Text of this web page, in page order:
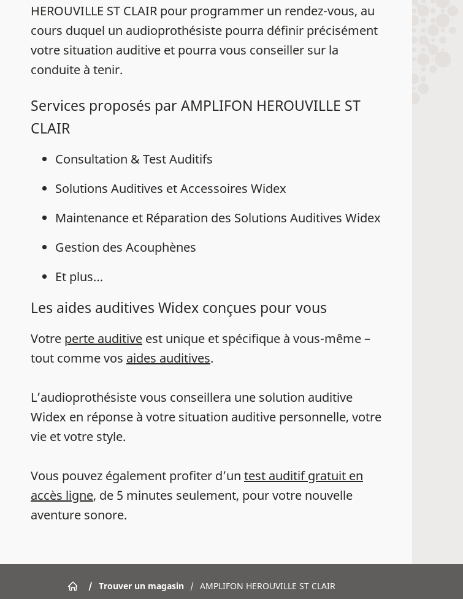
HEROUVILLE ST CLAIR pour programmer un rendez-vous, au
cours duquel un audioprothésiste pourra définir précisément
votre situation auditive et pourra vous conseiller sur la
conduite à tenir.
Services proposés par AMPLIFON HEROUVILLE ST
CLAIR
Consultation & Test Auditifs
Solutions Auditives et Accessoires Widex
Maintenance et Réparation des Solutions Auditives Widex
Gestion des Acouphènes
Et plus…
Les aides auditives Widex conçues pour vous
Votre perte auditive est unique et spécifique à vous-même –
tout comme vos aides auditives.
L’audioprothésiste vous conseillera une solution auditive
Widex en réponse à votre situation auditive personnelle, votre
vie et votre style.
Vous pouvez également profiter d’un test auditif gratuit en
accès ligne, de 5 minutes seulement, pour votre nouvelle
aventure sonore.
/ Trouver un magasin / AMPLIFON HEROUVILLE ST CLAIR